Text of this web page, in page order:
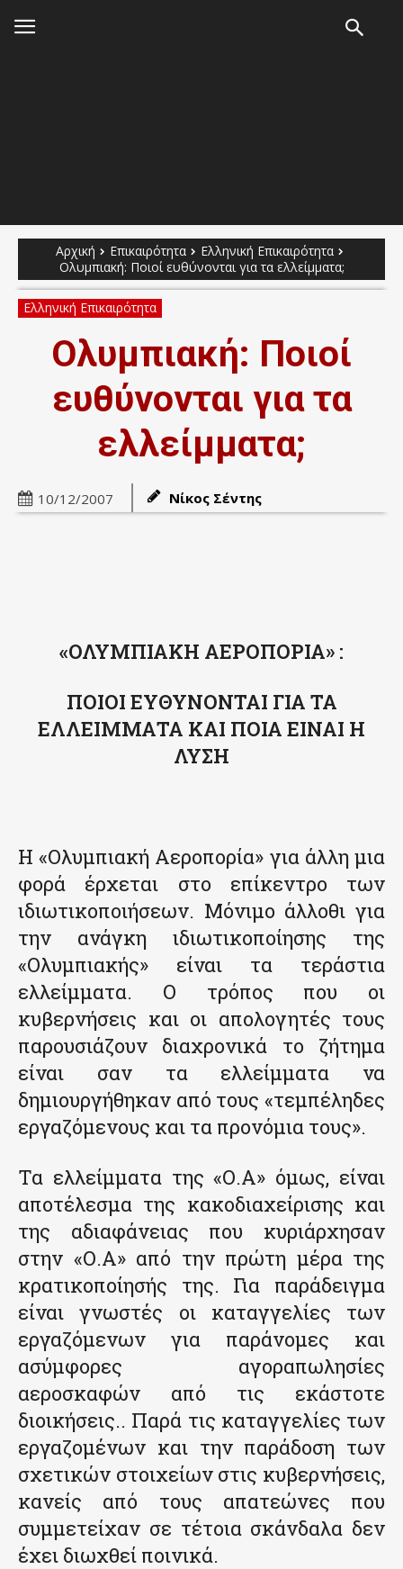
Αρχική Επικαιρότητα
Ελληνική Επικαιρότητα
Ολυμπιακή: Ποιοί ευθύνονται για τα ελλείμματα;
Ελληνική Επικαιρότητα
Ολυμπιακή: Ποιοί
ευθύνονται για τα
ελλείμματα;
10/12/2007 Νίκος Σέντης
«ΟΛΥΜΠΙΑΚΗ ΑΕΡΟΠΟΡΙΑ» :
ΠΟΙΟΙ ΕΥΘΥΝΟΝΤΑΙ ΓΙΑ ΤΑ
ΕΛΛΕΙΜΜΑΤΑ ΚΑΙ ΠΟΙΑ ΕΙΝΑΙ Η
ΛΥΣΗ
Η «Ολυμπιακή Αεροπορία» για άλλη μια
φορά έρχεται στο επίκεντρο των
ιδιωτικοποιήσεων. Μόνιμο άλλοθι για
την ανάγκη ιδιωτικοποίησης της
«Ολυμπιακής» είναι τα τεράστια
ελλείμματα. Ο τρόπος που οι
κυβερνήσεις και οι απολογητές τους
παρουσιάζουν διαχρονικά το ζήτημα
είναι σαν τα ελλείμματα να
δημιουργήθηκαν από τους «τεμπέληδες
εργαζόμενους και τα προνόμια τους».
Τα ελλείμματα της «Ο.Α» όμως, είναι
αποτέλεσμα της κακοδιαχείρισης και
της αδιαφάνειας που κυριάρχησαν
στην «Ο.Α» από την πρώτη μέρα της
κρατικοποίησής της. Για παράδειγμα
είναι γνωστές οι καταγγελίες των
εργαζόμενων για παράνομες και
ασύμφορες αγοραπωλησίες
αεροσκαφών από τις εκάστοτε
διοικήσεις.. Παρά τις καταγγελίες των
εργαζομένων και την παράδοση των
σχετικών στοιχείων στις κυβερνήσεις,
κανείς από τους απατεώνες που
συμμετείχαν σε τέτοια σκάνδαλα δεν
έχει διωχθεί ποινικά.